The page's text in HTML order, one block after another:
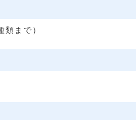
まで）